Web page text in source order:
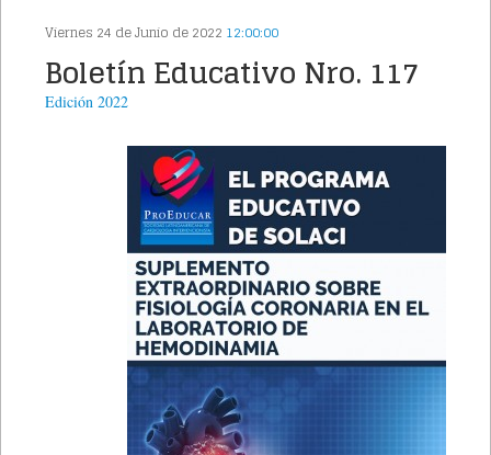
Viernes 24 de Junio de 2022 12:00:00
Boletín Educativo Nro. 117
Edición2022